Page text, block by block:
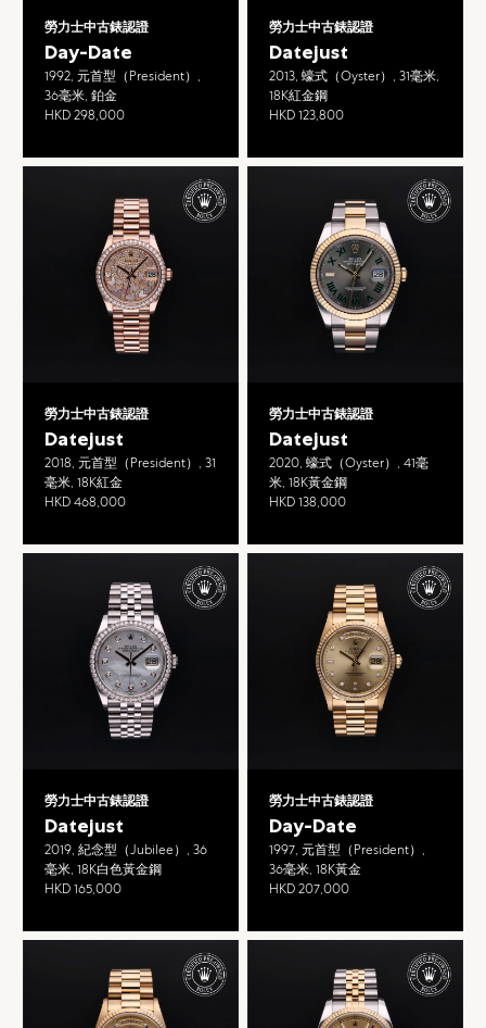
勞力士中古錶認證
Day-Date
1992, 元首型（President）,
36毫米, 鉑金
HKD 298,000
勞力士中古錶認證
Datejust
2013, 蠔式（Oyster）, 31毫米,
18K紅金鋼
HKD 123,800
勞力士中古錶認證
Datejust
2018, 元首型（President）, 31
毫米, 18K紅金
HKD 468,000
勞力士中古錶認證
Datejust
2020, 蠔式（Oyster）, 41毫
米, 18K黃金鋼
HKD 138,000
勞力士中古錶認證
Datejust
2019, 紀念型（Jubilee）, 36
毫米, 18K白色黃金鋼
HKD 165,000
勞力士中古錶認證
Day-Date
1997, 元首型（President）,
36毫米, 18K黃金
HKD 207,000